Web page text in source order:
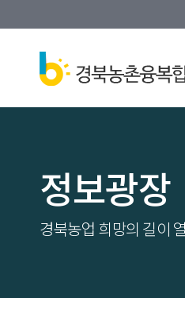
정보광장
경북농업 희망의 길이